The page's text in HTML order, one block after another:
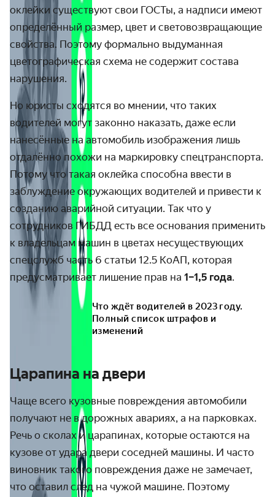
оклейки существуют свои ГОСТы, а надписи имеют
определённый размер, цвет и световозвращающие
свойства. Поэтому формально выдуманная
цветографическая схема не содержит состава
нарушения.
Но юристы сходятся во мнении, что таких
водителей могут законно наказать, даже если
нанесённые на автомобиль изображения лишь
отдалённо похожи на маркировку спецтранспорта.
Потому что такая оклейка способна ввести в
заблуждение окружающих водителей и привести к
созданию аварийной ситуации. Так что у
сотрудников ГИБДД есть все основания применить
к владельцам машин в цветах несуществующих
спецслужб часть 6 статьи 12.5 КоАП, которая
предусматривает лишение прав на 1–1,5 года.
Что ждёт водителей в 2023 году.
Полный список штрафов и
изменений
Царапина на двери
Чаще всего кузовные повреждения автомобили
получают не в дорожных авариях, а на парковках.
Речь о сколах и царапинах, которые остаются на
кузове от удара двери соседней машины. И часто
виновник такого повреждения даже не замечает,
что оставил след на чужой машине. Поэтому